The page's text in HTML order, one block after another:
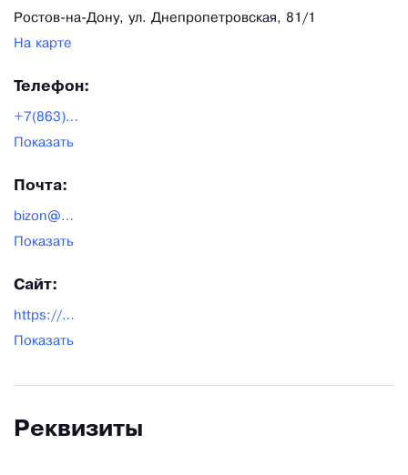
Ростов-на-Дону, ул. Днепропетровская, 81/1
На карте
Телефон:
+7(863)290–86–86
Показать
Почта:
bizon@bizonagro.ru
Показать
Сайт:
https://bizonagro.ru/ru/
Показать
Реквизиты